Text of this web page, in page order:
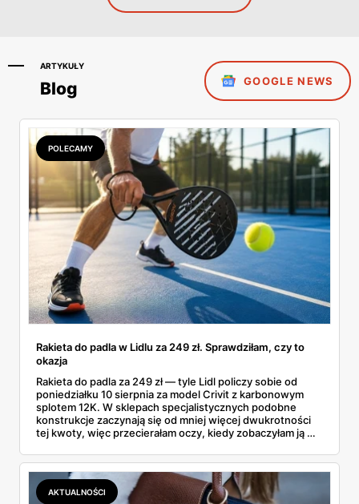
ARTYKUŁY
Blog GOOGLE NEWS
POLECAMY
Rakieta do padla w Lidlu za 249 zł. Sprawdziłam, czy to
okazja
Rakieta do padla za 249 zł — tyle Lidl policzy sobie od
poniedziałku 10 sierpnia za model Crivit z karbonowym
splotem 12K. W sklepach specjalistycznych podobne
konstrukcje zaczynają się od mniej więcej dwukrotności
tej kwoty, więc przecierałam oczy, kiedy zobaczyłam ją w
najszybciej rosnący sport w Polsce: kortów przybywa
lawinowo, a chętnych jeszcze szybciej. Sprawdziłam, co
dokładnie dostajemy za te pieniądze i komu taka rakieta
faktycznie wystarczy.
AKTUALNOŚCI